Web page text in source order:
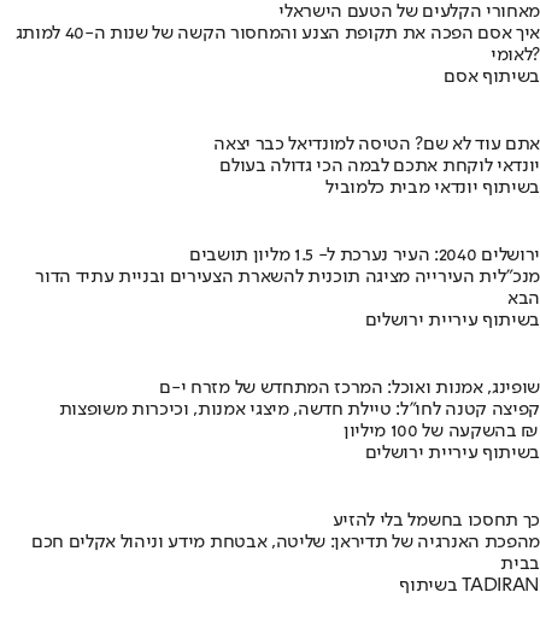
מאחורי הקלעים של הטעם הישראלי
איך אסם הפכה את תקופת הצנע והמחסור הקשה של שנות ה-40 למותג
לאומי?
בשיתוף אסם
אתם עוד לא שם? הטיסה למונדיאל כבר יצאה
יונדאי לוקחת אתכם לבמה הכי גדולה בעולם
בשיתוף יונדאי מבית כלמוביל
ירושלים 2040: העיר נערכת ל- 1.5 מליון תושבים
מנכ"לית העירייה מציגה תוכנית להשארת הצעירים ובניית עתיד הדור
הבא
בשיתוף עיריית ירושלים
שופינג, אמנות ואוכל: המרכז המתחדש של מזרח י-ם
קפיצה קטנה לחו"ל: טיילת חדשה, מיצגי אמנות, וכיכרות משופצות
בהשקעה של 100 מיליון ₪
בשיתוף עיריית ירושלים
כך תחסכו בחשמל בלי להזיע
מהפכת האנרגיה של תדיראן: שליטה, אבטחת מידע וניהול אקלים חכם
בבית
בשיתוף TADIRAN